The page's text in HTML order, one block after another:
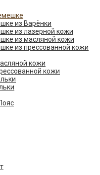
из Варёнки
из лазерной кожи
из масляной кожи
из прессованной кожи
кожи
кожи